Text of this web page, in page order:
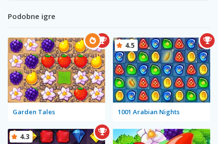
Podobne igre
Garden Tales 1001 Arabian Nights
4.5
4.3